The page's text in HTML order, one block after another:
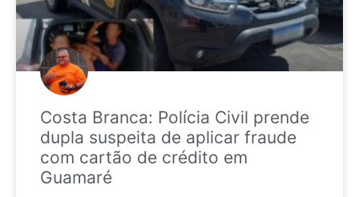
Costa Branca: Polícia Civil prende
dupla suspeita de aplicar fraude
com cartão de crédito em
Guamaré